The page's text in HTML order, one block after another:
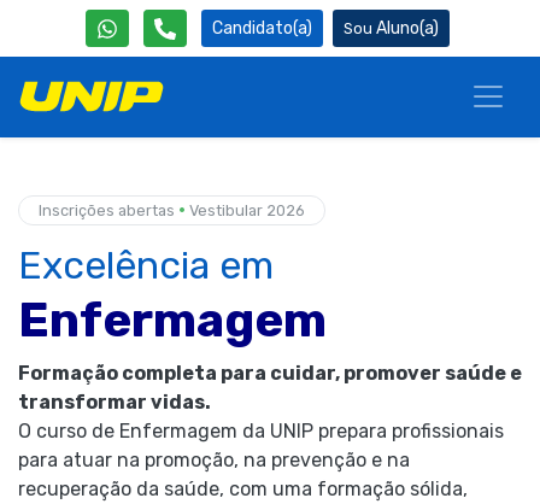
Candidato(a) Aluno(a)
Inscrições abertas • Vestibular 2026
Excelência em
Enfermagem
Formação completa para cuidar, promover saúde e
transformar vidas.
O curso de Enfermagem da UNIP prepara profissionais
para atuar na promoção, na prevenção e na
recuperação da saúde, com uma formação sólida,